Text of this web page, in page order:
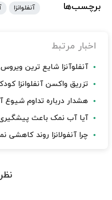
برچسب‌ها آنفلوانزا
اخبار مرتبط
آنفلوآنزا شایع ترین
تزریق واکسن آنفلوانزا
هشدار درباره تداوم شیوع
آیا آب نمک باعث پیشگیری
چرا آنفولانزا روند کاهشی